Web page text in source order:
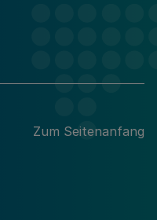
Zum Seitenanfang